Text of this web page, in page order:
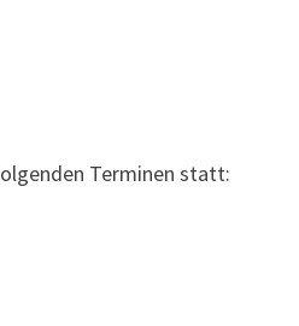
Terminen statt: